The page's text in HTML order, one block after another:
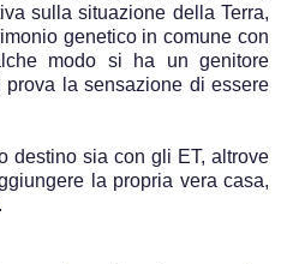
sulla situazione della Terra,
genetico in comune con
modo si ha un genitore
la sensazione di essere
destino sia con gli ET, altrove
la propria vera casa,